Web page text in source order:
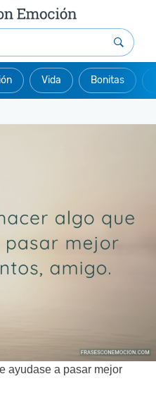
Vida Bonitas
ayudase a pasar mejor